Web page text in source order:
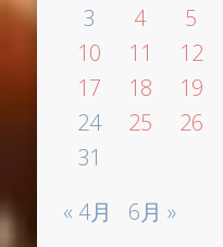
3
4 5
10
11 12
17
18 19
24
25 26
31
« 4月
6月 »